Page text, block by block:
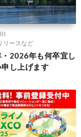
リースなど
2026年も何卒宜し
申し上げます